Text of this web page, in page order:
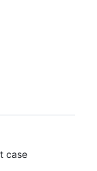
case